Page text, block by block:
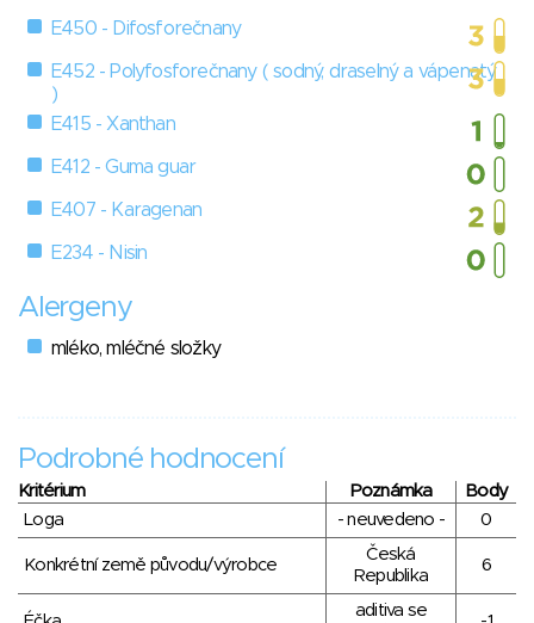
E450 - Difosforečnany
E452 - Polyfosforečnany ( sodný, draselný a vápenatý
)
E415 - Xanthan
E412 - Guma guar
E407 - Karagenan
E234 - Nisin
Alergeny
mléko, mléčné složky
Podrobné hodnocení
Kritérium Poznámka
Body
Loga
- neuvedeno - 0
Konkrétní země původu/výrobce
Česká
Republika
6
aditiva se